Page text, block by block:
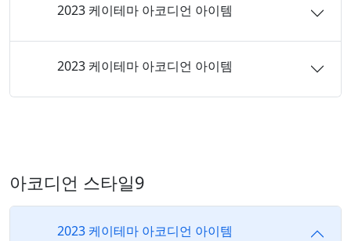
2023 케이테마 아코디언 아이템
2023 케이테마 아코디언 아이템
아코디언 스타일9
2023 케이테마 아코디언 아이템